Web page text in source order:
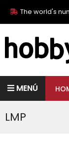
The world's
MENÚ
LMP